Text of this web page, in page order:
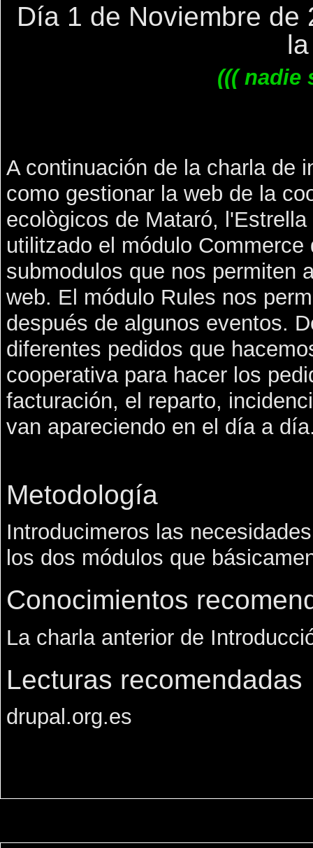
Día 1 de Noviembre
((( nadie
A continuación de la charla de
como gestionar la web de la
ecològicos de Mataró,
utilitzado el módulo
submodulos que nos permiten
web. El módulo Rules nos
después de algunos eventos.
diferentes pedidos que
cooperativa para hacer los
facturación, el reparto,
van apareciendo en el día a
Metodología
Introducimeros las
los dos módulos que
Conocimientos
La charla anterior de
Lecturas recomendadas
drupal.org.es